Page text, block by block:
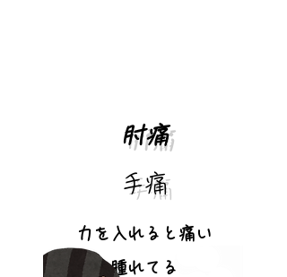
肘痛
手痛
力を入れると痛い
腫れてる